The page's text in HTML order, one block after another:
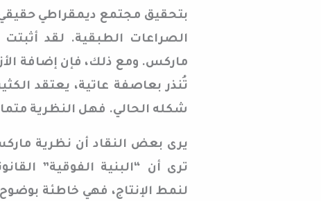
بتحقيق مجتمع ديمقراطي
الصراعات الطبقية. لقد أثبتت
ماركس. ومع ذلك، فإن إضافة
تُنذر بعاصفة عاتية، يعتقد
شكله الحالي. فهل النظرية
يرى بعض النقاد أن نظرية
ترى أن “البنية الفوقية”
لنمط الإنتاج، فهي خاطئة بوضوح